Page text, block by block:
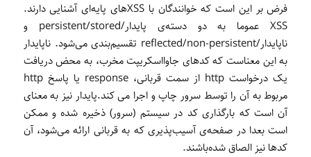
فرض بر این است که خوانندگان با XSSهای پایه‌ای آشنایی دارند.
XSS عموما به دو دسته‌ی پایدار/persistent/stored و
ناپایدار/reflected/non-persistent تقسیم‌بندی می‌‌شود. ناپایدار
به این معناست که کدهای جاوااسکریپت مخرب، به محض دریافت
یک درخواست http از سمت قربانی، response یا پاسخ http
مربوط به آن را توسط سرور چاپ و اجرا می کند.پایدار نیز به معنای
آن است که بارگذاری کد در سیستم (سرور) ذخیره شده و ممکن
است بعدا در صفحه‌ی آسیب‌پذیری که به قربانی ارائه می‌شود، آن
کدها نیز الصاق شده‌باشند.